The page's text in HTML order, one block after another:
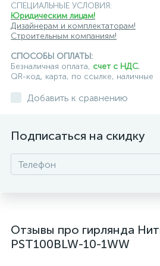
СПЕЦИАЛЬНЫЕ УСЛОВИЯ:
Юридическим лицам!
Дизайнерам и комплектаторам!
Строительным компаниям!
СПОСОБЫ ОПЛАТЫ:
Безналичная оплата, счет с НДС,
QR-код, карта, по ссылке, наличные
Добавить к сравнению
Подписаться на скидку
Отзывы про гирлянда
PST100BLW-10-1WW